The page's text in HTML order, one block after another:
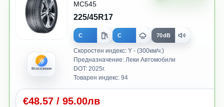
Всесезонни
MC545
225/45R17
C C 70dB
Скоростен индекс: Y - (300км/ч.)
Предназначение: Леки Автомобили
DOT: 2025г.
Товарен индекс: 94
€48.57 / 95.00лв